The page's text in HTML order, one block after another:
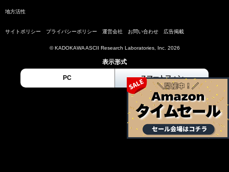
地方活性
サイトポリシー プライバシーポリシー 運営会社 お問い合わせ 広告掲載
© KADOKAWA ASCII Research Laboratories, Inc. 2026
表示形式
PC スマートフォン